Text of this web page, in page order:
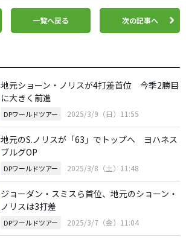
一覧へ戻る 次の記事へ
地元ショーン・ノリスが4打差首位 今季2勝目
に大きく前進
DPワールドツアー 2025/3/9（日）11:55
地元のS.ノリスが「63」でトップへ ヨハネス
ブルグOP
DPワールドツアー 2025/3/8（土）11:48
ジョーダン・スミスら首位、地元のショーン・
ノリスは3打差
DPワールドツアー 2025/3/7（金）11:04